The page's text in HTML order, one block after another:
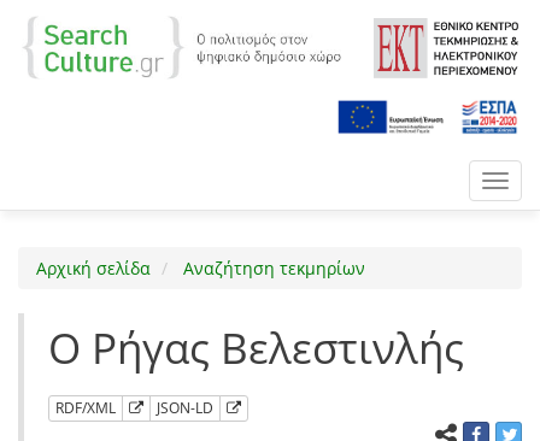
Αρχική σελίδα Αναζήτηση τεκμηρίων
Ο Ρήγας Βελεστινλής
RDF/XML JSON-LD